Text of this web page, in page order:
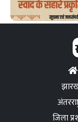
जिला